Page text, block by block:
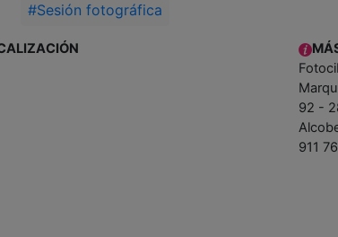
#Sesión fotográfica
92 -
911